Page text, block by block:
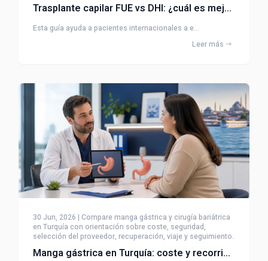
Trasplante capilar FUE vs DHI: ¿cuál es mejor?
Esta guía ayuda a pacientes internacionales a e...
Leer más
30 Jun, 2026 | Compare manga gástrica y cirugía bariátrica
en Turquía con orientación sobre coste, seguridad,
selección del proveedor, recuperación, viaje y seguimiento.
Manga gástrica en Turquía: coste y recorrido del paciente